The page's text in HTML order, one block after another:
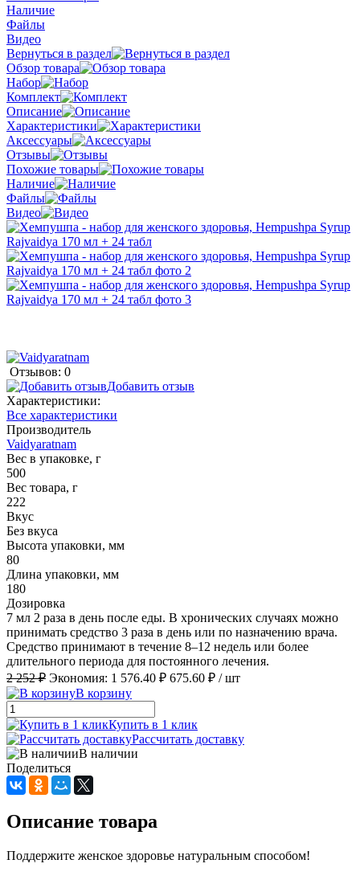
Наличие
Файлы
Видео
Вернуться в раздел
Обзор товара
Набор
Комплект
Описание
Характеристики
Аксессуары
Отзывы
Похожие товары
Наличие
Файлы
Видео
Отзывов: 0
Добавить отзыв
Характеристики:
Все характеристики
Производитель
Vaidyaratnam
Вес в упаковке, г
500
Вес товара, г
222
Вкус
Без вкуса
Высота упаковки, мм
80
Длина упаковки, мм
180
Дозировка
7 мл 2 раза в день после еды. В хронических случаях можно
принимать средство 3 раза в день или по назначению врача.
Средство принимают в течение 8–12 недель или более
длительного периода для постоянного лечения.
2 252 ₽ Экономия: 1 576.40 ₽ 675.60 ₽ / шт
В корзину
Купить в 1 клик
Рассчитать доставку
В наличии
Поделиться
Описание товара
Поддержите женское здоровье натуральным способом!